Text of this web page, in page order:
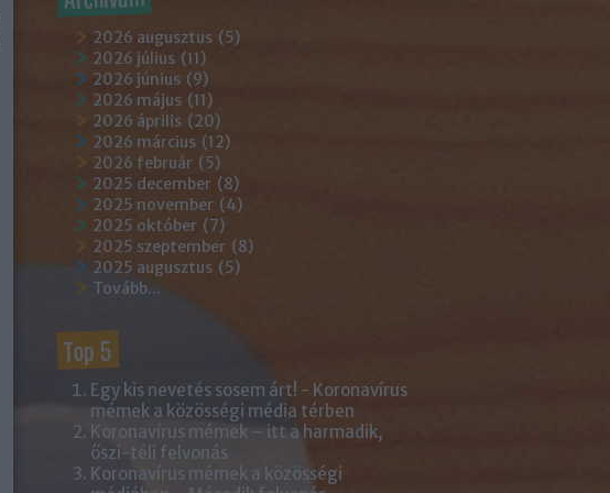
2026 augusztus (5)
2026 július (11)
2026 június (9)
2026 május (11)
2026 április (20)
2026 március (12)
2026 február (5)
2025 december (8)
2025 november (4)
2025 október (7)
2025 szeptember (8)
2025 augusztus (5)
Tovább...
Top 5
Egy kis nevetés sosem árt! - Koronavírus
mémek a közösségi média térben
Koronavírus mémek – itt a harmadik,
őszi-téli felvonás
Koronavírus mémek a közösségi